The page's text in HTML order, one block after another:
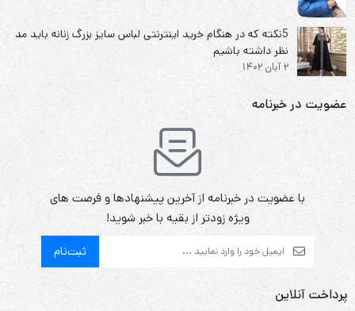
5نکته که در هنگام خرید اینترنتی لباس سایز بزرگ زنانه باید مد
نظر داشته باشیم
2 آبان 1402
عضویت در خبرنامه
با عضویت در خبرنامه از آخرین پیشنهادها و فرصت های
ویژه زودتر از بقیه با خبر شوید!
ثبت‌نام
پرداخت آنلاین